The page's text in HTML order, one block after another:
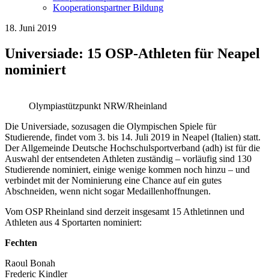
Kooperationspartner Bildung
18. Juni 2019
Universiade: 15 OSP-Athleten für Neapel
nominiert
Olympiastützpunkt NRW/Rheinland
Die Universiade, sozusagen die Olympischen Spiele für
Studierende, findet vom 3. bis 14. Juli 2019 in Neapel (Italien) statt.
Der Allgemeinde Deutsche Hochschulsportverband (adh) ist für die
Auswahl der entsendeten Athleten zuständig – vorläufig sind 130
Studierende nominiert, einige wenige kommen noch hinzu – und
verbindet mit der Nominierung eine Chance auf ein gutes
Abschneiden, wenn nicht sogar Medaillenhoffnungen.
Vom OSP Rheinland sind derzeit insgesamt 15 Athletinnen und
Athleten aus 4 Sportarten nominiert:
Fechten
Raoul Bonah
Frederic Kindler